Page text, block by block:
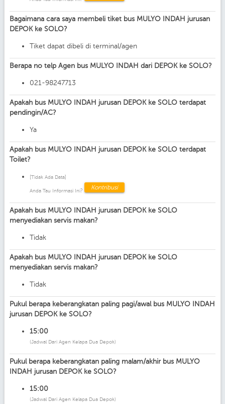
Bagaimana cara saya membeli tiket bus MULYO INDAH jurusan
DEPOK ke SOLO?
Tiket dapat dibeli di terminal/agen
Berapa no telp Agen bus MULYO INDAH dari DEPOK ke SOLO?
021-98247713
Apakah bus MULYO INDAH jurusan DEPOK ke SOLO terdapat
pendingin/AC?
Ya
Apakah bus MULYO INDAH jurusan DEPOK ke SOLO terdapat
Toilet?
[Tidak Ada Data]
Anda Tau Informasi Ini? Kontribusi
Apakah bus MULYO INDAH jurusan DEPOK ke SOLO
menyediakan servis makan?
Tidak
Apakah bus MULYO INDAH jurusan DEPOK ke SOLO
menyediakan servis makan?
Tidak
Pukul berapa keberangkatan paling pagi/awal bus MULYO INDAH
jurusan DEPOK ke SOLO?
15:00
(Jadwal Dari Agen Kelapa Dua Depok)
Pukul berapa keberangkatan paling malam/akhir bus MULYO
INDAH jurusan DEPOK ke SOLO?
15:00
(Jadwal Dari Agen Kelapa Dua Depok)